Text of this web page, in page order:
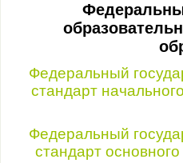
Федеральный
стандарт
Федеральный
стандарт